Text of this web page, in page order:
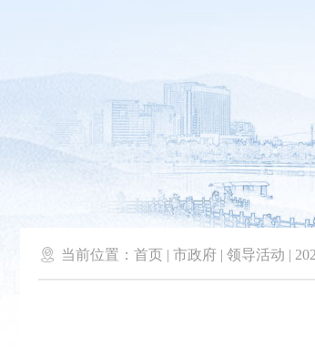
 当前位置： 首页 | 市政府 | 领导活动 |